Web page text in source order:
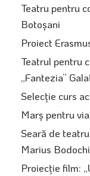
Teatru pentru
Botoşani
Proiect
Teatrul pentru
„Fantezia”
Selecţie curs
Marş pentru
Seară de
Marius
Proiecţie film: